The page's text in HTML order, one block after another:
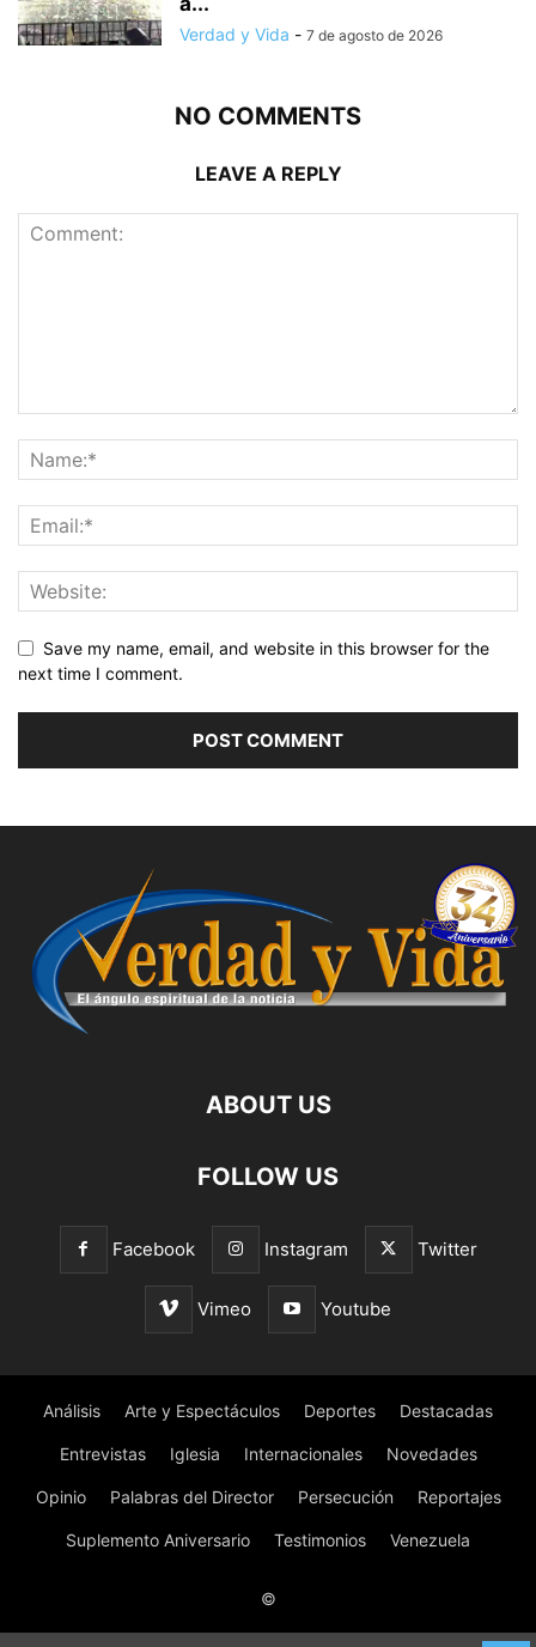
Verdad y Vida - 7 de agosto de 2026
NO COMMENTS
LEAVE A REPLY
Save my name, email, and website in this browser for the
next time I comment.
ABOUT US
FOLLOW US
Facebook Instagram Twitter
Vimeo Youtube
Análisis Arte y Espectáculos Deportes Destacadas
Entrevistas Iglesia Internacionales Novedades
Opinio Palabras del Director Persecución Reportajes
Suplemento Aniversario Testimonios Venezuela
©